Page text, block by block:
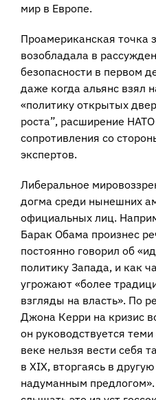
мир в Европе.
Проамериканская точка
возобладала в
безопасности в первом
даже когда альянс взял
«политику открытых
роста”, расширение
сопротивления со
экспертов.
Либеральное
догма среди нынешних
официальных лиц.
Барак Обама произнес
постоянно говорил об
политику Запада, и как
угрожают «более
взгляды на власть». По
Джона Керри на кризис
он руководствуется
веке нельзя вести себя
в XIX, вторгаясь в
надуманным